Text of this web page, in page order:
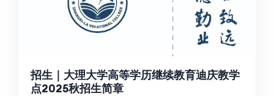
招生｜大理大学高等学历继续教育迪庆教学
点2025秋招生简章